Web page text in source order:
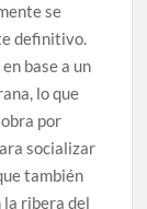
se
definitivo.
base a un
lo que
por
socializar
también
ribera del